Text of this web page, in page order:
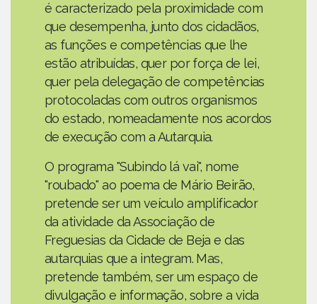
é caracterizado pela proximidade com
que desempenha, junto dos cidadãos,
as funções e competências que lhe
estão atribuídas, quer por força de lei,
quer pela delegação de competências
protocoladas com outros organismos
do estado, nomeadamente nos acordos
de execução com a Autarquia.
O programa "Subindo lá vai", nome
"roubado" ao poema de Mário Beirão,
pretende ser um veículo amplificador
da atividade da Associação de
Freguesias da Cidade de Beja e das
autarquias que a integram. Mas,
pretende também, ser um espaço de
divulgação e informação, sobre a vida